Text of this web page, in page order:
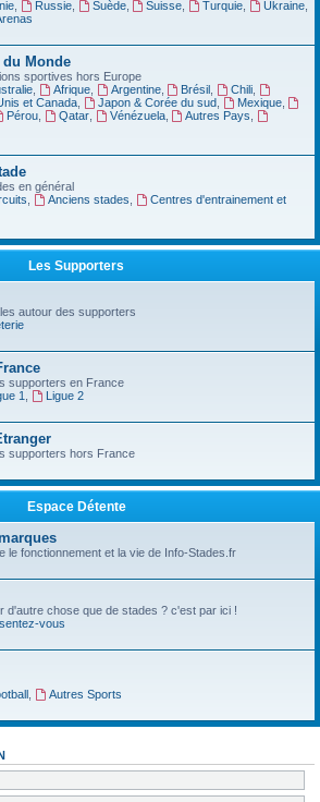
, Russie, Suède, Suisse Turquie Ukraine
du Monde
sportives hors Europe
, Afrique, Argentine, Brésil Chili
et Canada, Japon & Corée du sud, Mexique,
Pérou, Qatar, Vénézuela, Autres Pays
en général
Anciens stades
Centres d'entrainement et
Les Supporters
autour des supporters
supporters en France
1
Ligue 2
supporters hors France
Espace Détente
le fonctionnement et la vie de Info-Stades.fr
d'autre chose que de stades ? c'est par ici !
vous
,
Autres Sports